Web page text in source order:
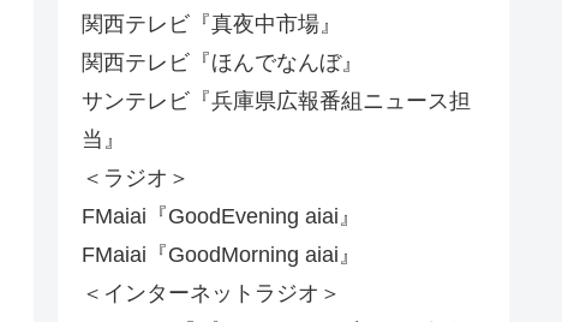
関西テレビ『真夜中市場』
関西テレビ『ほんでなんぼ』
サンテレビ『兵庫県広報番組ニュース担
当』
＜ラジオ＞
FMaiai『GoodEvening aiai』
FMaiai『GoodMorning aiai』
＜インターネットラジオ＞